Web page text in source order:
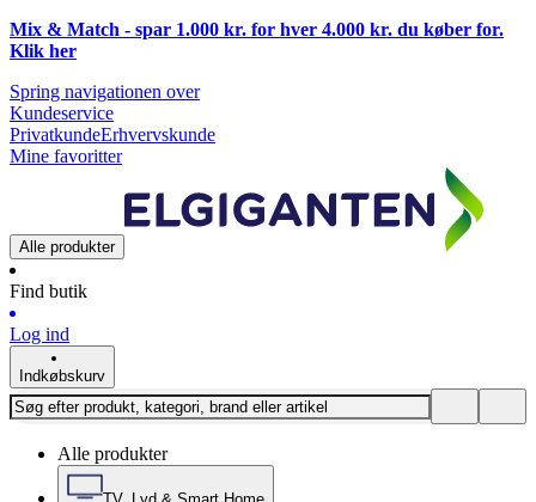
Mix & Match - spar 1.000 kr. for hver 4.000 kr. du køber for.
Klik her
Spring navigationen over
Kundeservice
PrivatkundeErhvervskunde
Mine favoritter
Alle produkter
Find butik
Log ind
Indkøbskurv
Alle produkter